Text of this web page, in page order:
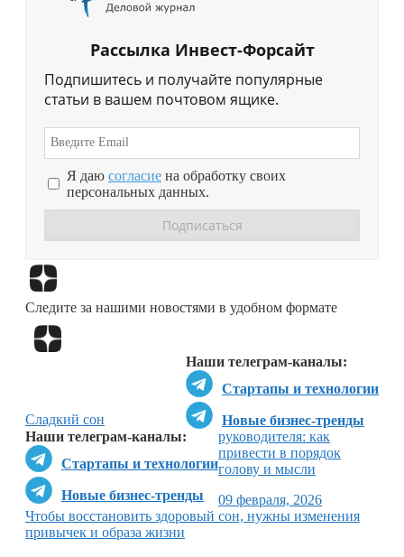
Рассылка Инвест-Форсайт
Подпишитесь и получайте популярные
статьи в вашем почтовом ящике.
Я даю согласие на обработку своих
персональных данных.
Следите за нашими новостями в удобном формате
Наши телеграм-каналы:
Стартапы и технологии
Новые бизнес-тренды
Наши телеграм-каналы:
Стартапы и технологии
Новые бизнес-тренды
Сладкий сон
руководителя: как
привести в порядок
голову и мысли
09 февраля, 2026
Чтобы восстановить здоровый сон, нужны изменения
привычек и образа жизни